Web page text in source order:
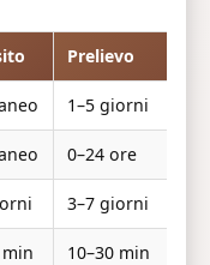
Prelievo
1–5 giorni
0–24 ore
3–7 giorni
min 10–30 min